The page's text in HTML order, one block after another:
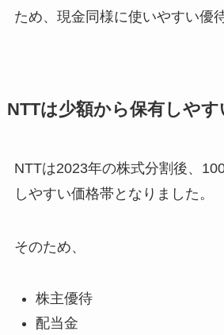
ため、現金同様に使いやすい優
NTTは少額から保有しやす
NTTは2023年の株式分割後、
しやすい価格帯となりました。
そのため、
株主優待
配当金